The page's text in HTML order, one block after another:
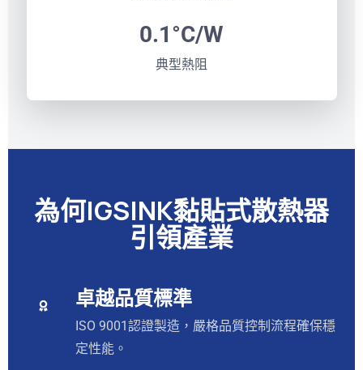
0.1°C/W
典型熱阻
為何IGSINK黏貼式散熱器
引領產業
卓越品質標準
ISO 9001認證製造，嚴格品質控制流程確保穩
定性能。